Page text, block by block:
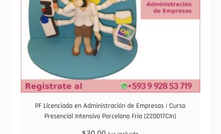
PF Licenciada en Administración de Empresas | Curso
Presencial Intensivo Porcelana Fria (220017CIn)